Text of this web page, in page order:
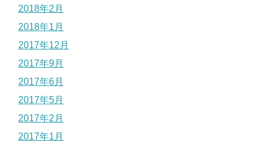
2018年2月
2018年1月
2017年12月
2017年9月
2017年6月
2017年5月
2017年2月
2017年1月